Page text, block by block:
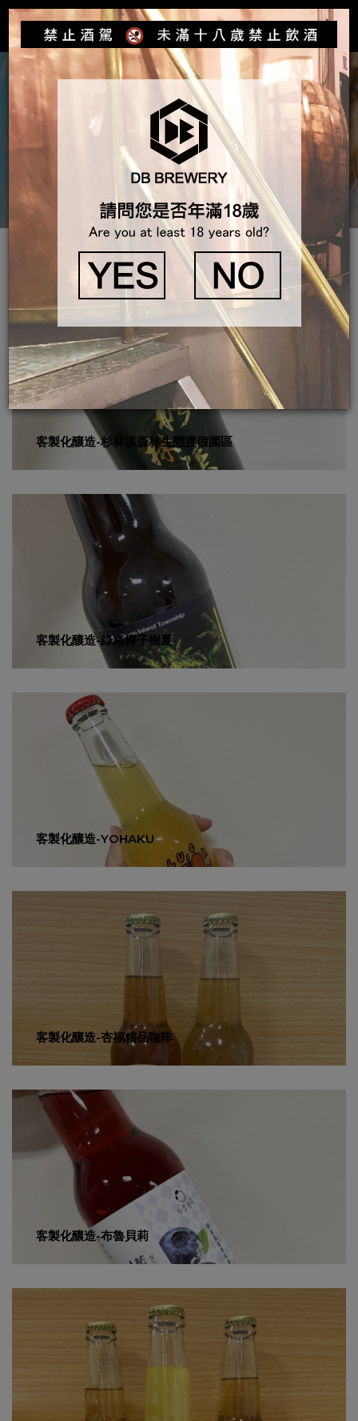
Toggle
產品介紹
客製化釀造-杉林溪森林生態渡假園區
客製化釀造-綠島椰子樹夏
客製化釀造-YOHAKU
客製化釀造-杏福精品咖啡
客製化釀造-布魯貝莉